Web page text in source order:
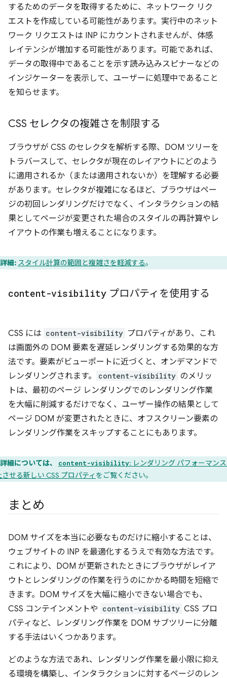
するためのデータを取得するために、ネットワーク リク
エストを作成している可能性があります。実行中のネット
ワーク リクエストは INP にカウントされませんが、体感
レイテンシが増加する可能性があります。可能であれば、
データの取得中であることを示す読み込みスピナーなどの
インジケーターを表示して、ユーザーに処理中であること
を知らせます。
CSS セレクタの複雑さを制限する
ブラウザが CSS のセレクタを解析する際、DOM ツリーを
トラバースして、セレクタが現在のレイアウトにどのよう
に適用されるか（または適用されないか）を理解する必要
があります。セレクタが複雑になるほど、ブラウザはペー
ジの初回レンダリングだけでなく、インタラクションの結
果としてページが変更された場合のスタイルの再計算やレ
イアウトの作業も増えることになります。
詳細: スタイル計算の範囲と複雑さを軽減する。
content-visibility プロパティを使用する
CSS には content-visibility プロパティがあり、これ
は画面外の DOM 要素を遅延レンダリングする効果的な方
法です。要素がビューポートに近づくと、オンデマンドで
レンダリングされます。
content-visibility のメリッ
トは、最初のページ レンダリングでのレンダリング作業
を大幅に削減するだけでなく、ユーザー操作の結果として
ページ DOM が変更されたときに、オフスクリーン要素の
レンダリング作業をスキップすることにもあります。
詳細については、 content-visibility: レンダリング パフォーマン
せる新しい CSS プロパティ をご覧ください。
まとめ
DOM サイズを本当に必要なものだけに縮小することは、
ウェブサイトの INP を最適化するうえで有効な方法です。
これにより、DOM が更新されたときにブラウザがレイア
ウトとレンダリングの作業を行うのにかかる時間を短縮で
きます。DOM サイズを大幅に縮小できない場合でも、
CSS コンテインメントや content-visibility CSS プロ
パティなど、レンダリング作業を DOM サブツリーに分離
する手法はいくつかあります。
どのような方法であれ、レンダリング作業を最小限に抑え
る環境を構築し、インタラクションに対するページのレン